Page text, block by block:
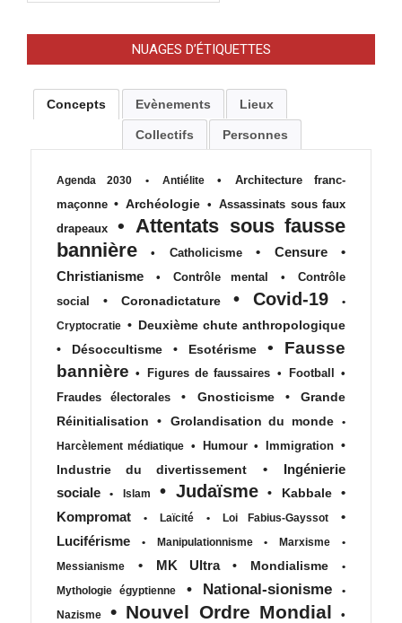
NUAGES D’ÉTIQUETTES
Concepts Evènements Lieux
Collectifs Personnes
Agenda 2030 • Antiélite •
Architecture franc-
maçonne • Archéologie • Assassinats sous faux
drapeaux
• Attentats sous fausse
bannière
• Catholicisme • Censure
•
Christianisme
• Contrôle mental •
Contrôle
social
• Coronadictature • Covid-19
•
Cryptocratie • Deuxième chute anthropologique
•
Désoccultisme • Esotérisme •
Fausse
bannière • Figures de faussaires • Football
•
Fraudes électorales
• Gnosticisme •
Grande
Réinitialisation
• Grolandisation du monde
•
Harcèlement médiatique • Humour • Immigration •
Industrie du divertissement
•
Ingénierie
sociale
• Islam • Judaïsme • Kabbale
•
Kompromat
• Laïcité • Loi Fabius-Gayssot
•
Luciférisme
• Manipulationnisme • Marxisme
•
Messianisme
• MK Ultra • Mondialisme
•
Mythologie égyptienne
• National-sionisme
•
Nazisme
• Nouvel Ordre Mondial
•